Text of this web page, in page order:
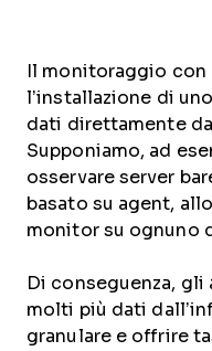
Il monitoraggio
l’installazione di
dati direttamente
Supponiamo, ad
osservare server
basato su agent,
monitor su ognuno
Di conseguenza,
molti più dati
granulare e offrire